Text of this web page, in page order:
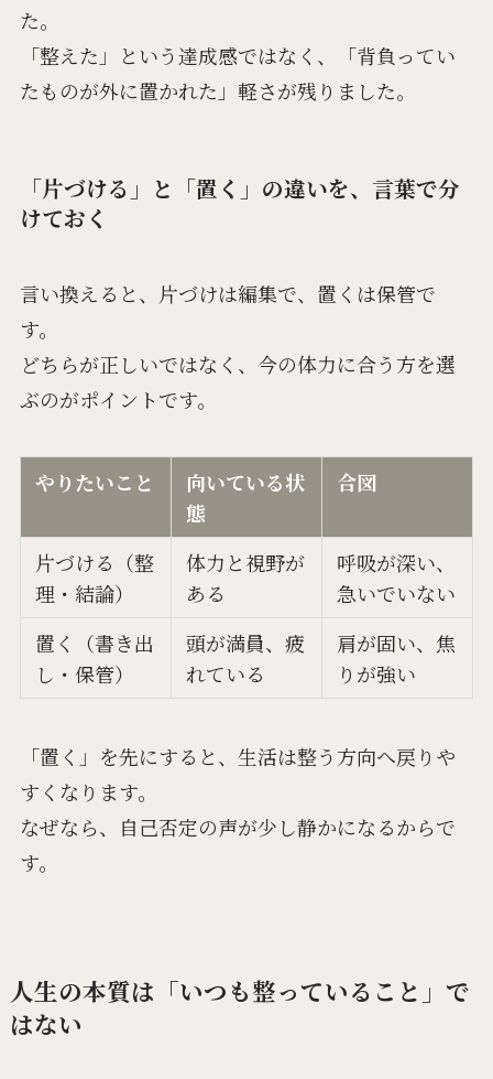
た。
「整えた」という達成感ではなく、「背負ってい
たものが外に置かれた」軽さが残りました。
「片づける」と「置く」の違いを、言葉で分
けておく
言い換えると、片づけは編集で、置くは保管で
す。
どちらが正しいではなく、今の体力に合う方を選
ぶのがポイントです。
やりたいこと
向いている状
態
合図
片づける（整
理・結論）
体力と視野が
ある
呼吸が深い、
急いでいない
置く（書き出
し・保管）
頭が満員、疲
れている
肩が固い、焦
りが強い
「置く」を先にすると、生活は整う方向へ戻りや
すくなります。
なぜなら、自己否定の声が少し静かになるからで
す。
人生の本質は「いつも整っていること」で
はない